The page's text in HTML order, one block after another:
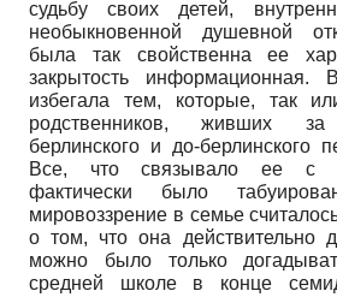
судьбу своих детей,
необыкновенной душевной
была так свойственна ее
закрытость информационная.
избегала тем, которые, так
родственников, живших
берлинского и до-берлинского
Все, что связывало ее с
фактически было
мировоззрение в семье
о том, что она действительно
можно было только
средней школе в конце